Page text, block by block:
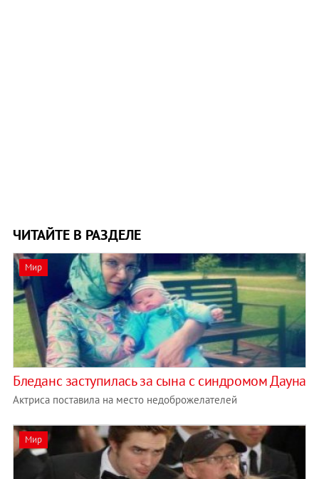
ЧИТАЙТЕ В РАЗДЕЛЕ
Мир
Бледанс заступилась за сына с синдромом Дауна
Актриса поставила на место недоброжелателей
Мир